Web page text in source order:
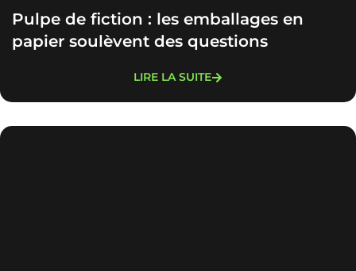
Pulpe de fiction : les emballages en
papier soulèvent des questions
LIRE LA SUITE